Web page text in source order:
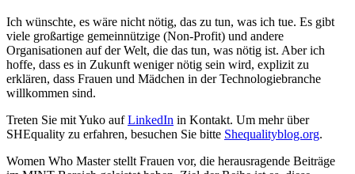
Ich wünschte, es wäre nicht nötig, das zu tun, was ich tue. Es gibt
viele großartige gemeinnützige (Non-Profit) und andere
Organisationen auf der Welt, die das tun, was nötig ist. Aber ich
hoffe, dass es in Zukunft weniger nötig sein wird, explizit zu
erklären, dass Frauen und Mädchen in der Technologiebranche
willkommen sind.
Treten Sie mit Yuko aufLinkedIn in Kontakt. Um mehr über
SHEquality zu erfahren, besuchen Sie bitte Shequalityblog.org.
Women Who Master stellt Frauen vor, die herausragende Beiträge